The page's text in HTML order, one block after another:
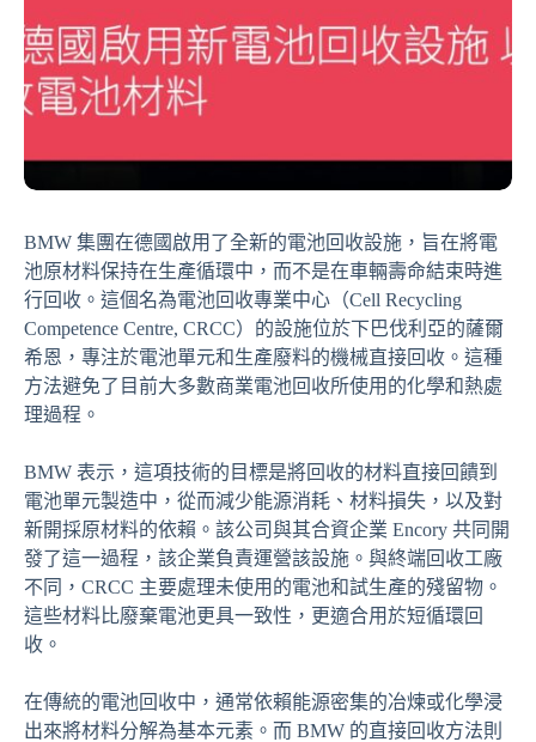
BMW 集團在德國啟用了全新的電池回收設施，旨在將電
池原材料保持在生產循環中，而不是在車輛壽命結束時進
行回收。這個名為電池回收專業中心（Cell Recycling
Competence Centre, CRCC）的設施位於下巴伐利亞的薩爾
希恩，專注於電池單元和生產廢料的機械直接回收。這種
方法避免了目前大多數商業電池回收所使用的化學和熱處
理過程。
BMW 表示，這項技術的目標是將回收的材料直接回饋到
電池單元製造中，從而減少能源消耗、材料損失，以及對
新開採原材料的依賴。該公司與其合資企業 Encory 共同開
發了這一過程，該企業負責運營該設施。與終端回收工廠
不同，CRCC 主要處理未使用的電池和試生產的殘留物。
這些材料比廢棄電池更具一致性，更適合用於短循環回
收。
在傳統的電池回收中，通常依賴能源密集的冶煉或化學浸
出來將材料分解為基本元素。而 BMW 的直接回收方法則